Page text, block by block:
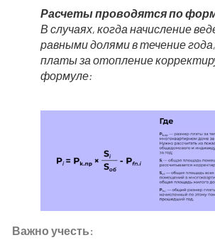
Расчеты проводятся по
В случаях, когда начисление
равными долями в течение
платы за отопление
формуле:
Важно учесть: